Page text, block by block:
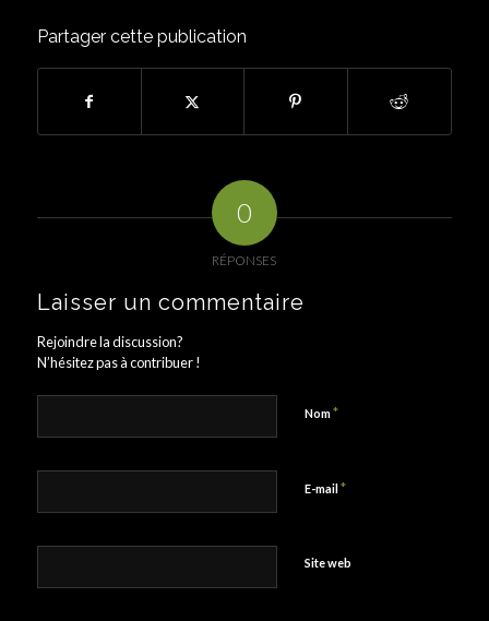
Partager cette publication
0
RÉPONSES
Laisser un commentaire
Rejoindre la discussion?
N’hésitez pas à contribuer !
Nom*
E-mail*
Site web